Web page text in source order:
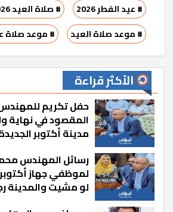
# عيد الفطر 2026
# صلاة العيد 2026
# موعد صلاة العيد
# موعد صلاة عيد
الأكثر قراءة
حفل تكريم
المقصود في نهاية
مدينة أكتوبر
رسائل المهندس
لموظفي جهاز
لو مشيت والمدينة